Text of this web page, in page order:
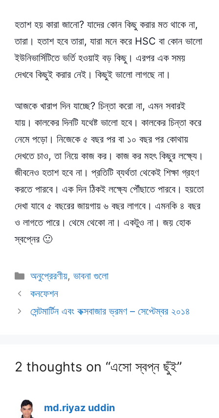
হতাশ হয় কারা জানো? যাদের কোন কিছু করার মত থাকে না,
তারা। হতাশ হবে তারা, যারা মনে করে HSC বা কোন ভালো
ইউনিভার্সিটিতে ভর্তি হওয়াই বড় কিছু। এরপর এক সময়
দেখবে কিছুই করার নেই। কিছুই ভালো লাগছে না।
আজকে খারাপ দিন যাচ্ছে? চিন্তা করো না, এমন সবারই
যায়। কালকের দিনটি যথেষ্ট ভালো হবে। কালকের চিন্তা করে
নেমে পড়ো। নিজেকে ৫ বছর পর বা ১০ বছর পর কোথায়
দেখতে চাও, তা নিয়ে কাজ কর। কাজ কর মহৎ কিছুর লক্ষ্যে।
জীবনেও হতাশ হবে না। প্রতিটি ব্যর্থতা থেকেই শিক্ষা গ্রহণ
করতে পারবে। এক দিন ঠিকই লক্ষ্যে পৌঁছাতে পারবে। হয়তো
দেখা যাবে ৫ বছরের জায়গায় ৬ বছর লাগবে। এমনকি ৪ বছর
ও লাগতে পারে। থেমে থেকো না। একটুও না। জয় হোক
স্বপ্নের 🙂
Categories
অনুপ্রেরণীয়, ভাবনা গুলো
কনফেশন
সেন্টমার্টিন এবং কক্সবাজার ভ্রমণ – সেপ্টেম্বর ২০১৪
2 thoughts on “এসো স্বপ্ন ছুঁই”
md.riyaz uddin